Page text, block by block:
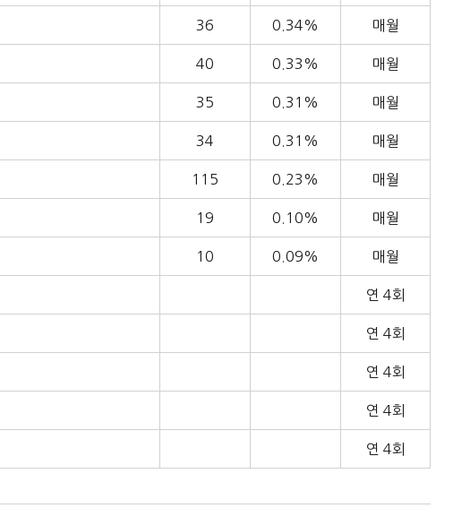
36 0.34% 매월
40 0.33% 매월
35 0.31% 매월
34 0.31% 매월
115 0.23% 매월
19 0.10% 매월
10 0.09% 매월
연 4회
연 4회
연 4회
연 4회
연 4회